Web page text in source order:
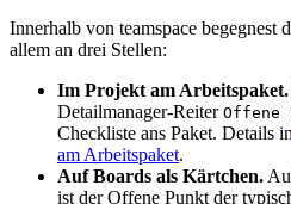
Innerhalb von teamspace begegnest
allem an drei Stellen:
Im Projekt am Arbeitspaket.
Detailmanager-Reiter Offene
Checkliste ans Paket. Details in
am Arbeitspaket.
Auf Boards als Kärtchen.
ist der Offene Punkt der